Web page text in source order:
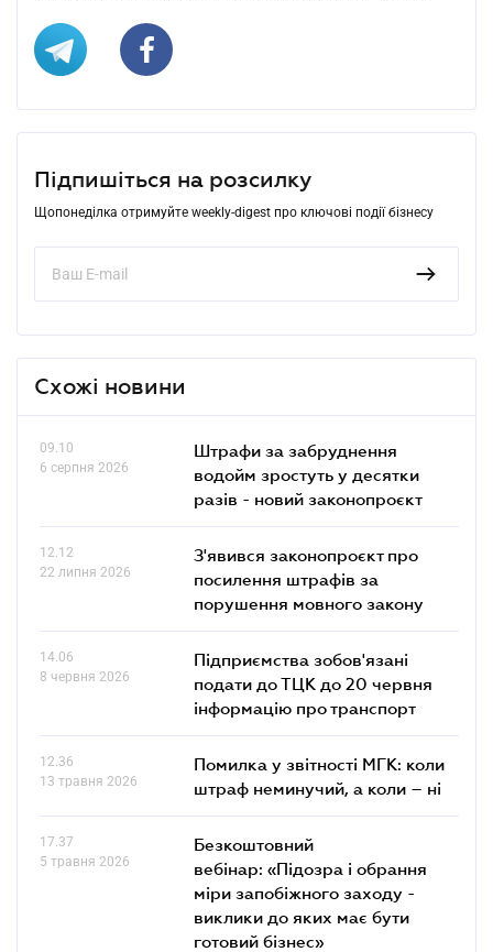
Підпишіться на розсилку
Щопонеділка отримуйте weekly-digest про ключові події бізнесу
Схожі новини
09.10
6 серпня 2026
Штрафи за забруднення
водойм зростуть у десятки
разів - новий законопроєкт
12.12
22 липня 2026
З'явився законопроєкт про
посилення штрафів за
порушення мовного закону
14.06
8 червня 2026
Підприємства зобов'язані
подати до ТЦК до 20 червня
інформацію про транспорт
12.36
13 травня 2026
Помилка у звітності МГК: коли
штраф неминучий, а коли – ні
17.37
5 травня 2026
Безкоштовний
вебінар: «Підозра і обрання
міри запобіжного заходу -
виклики до яких має бути
готовий бізнес»